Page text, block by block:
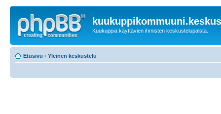
Kuukuppia käyttävien ihmisten keskustelupalsta.
Etusivu ‹ Yleinen keskustelu